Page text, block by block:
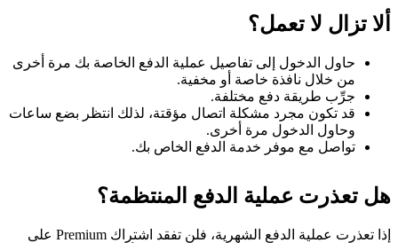
ألا تزال لا تعمل؟
حاول الدخول إلى تفاصيل عملية الدفع الخاصة بك مرة أخرى
من خلال نافذة خاصة أو مخفية.
جرِّب طريقة دفع مختلفة.
قد تكون مجرد مشكلة اتصال مؤقتة، لذلك انتظر بضع ساعات
وحاول الدخول مرة أخرى.
تواصل مع موفر خدمة الدفع الخاص بك.
هل تعذرت عملية الدفع المنتظمة؟
إذا تعذرت عملية الدفع الشهرية، فلن تفقد اشتراك Premium على